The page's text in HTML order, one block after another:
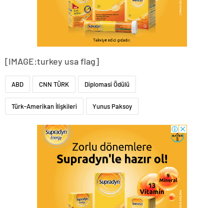
[IMAGE:turkey usa flag]
ABD CNN TÜRK Diplomasi Ödülü
Türk-Amerikan İlişkileri Yunus Paksoy